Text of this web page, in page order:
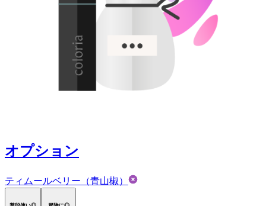
オプション
ティムールベリー（青山椒）